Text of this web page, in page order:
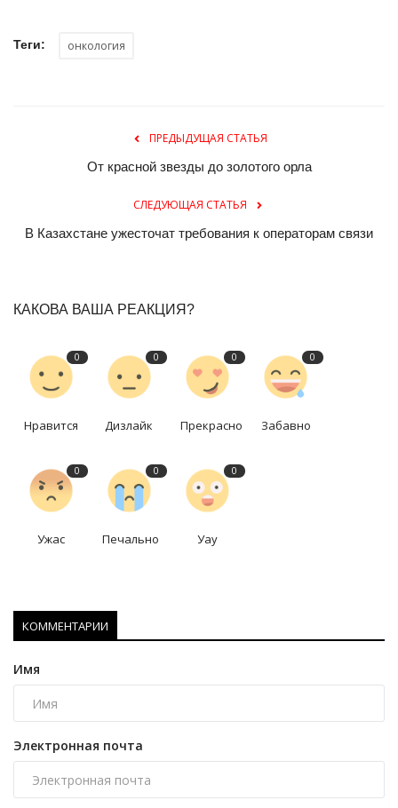
Теги: онкология
ПРЕДЫДУЩАЯ СТАТЬЯ
От красной звезды до золотого орла
СЛЕДУЮЩАЯ СТАТЬЯ
В Казахстане ужесточат требования к операторам связи
КАКОВА ВАША РЕАКЦИЯ?
0
Нравится
0
Дизлайк
0
Прекрасно
0
Забавно
0
Ужас
0
Печально
0
Уау
КОММЕНТАРИИ
Имя
Электронная почта